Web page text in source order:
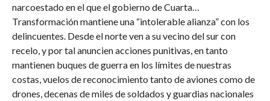
narcoestado en el que el gobierno de Cuarta…
Transformación mantiene una “intolerable alianza” con los
delincuentes. Desde el norte ven a su vecino del sur con
recelo, y por tal anuncien acciones punitivas, en tanto
mantienen buques de guerra en los límites de nuestras
costas, vuelos de reconocimiento tanto de aviones como de
drones, decenas de miles de soldados y guardias nacionales